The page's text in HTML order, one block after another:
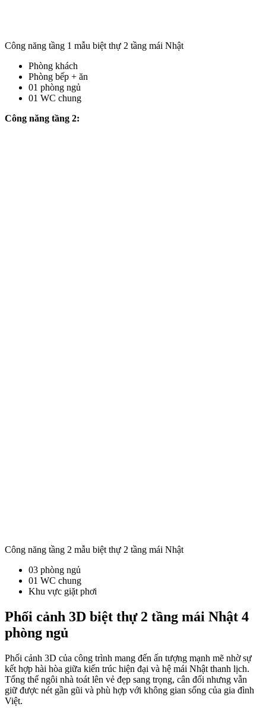
Công năng tầng 1 mẫu biệt thự 2 tầng mái Nhật
Phòng khách
Phòng bếp + ăn
01 phòng ngủ
01 WC chung
Công năng tầng 2:
Công năng tầng 2 mẫu biệt thự 2 tầng mái Nhật
03 phòng ngủ
01 WC chung
Khu vực giặt phơi
Phối cảnh 3D biệt thự 2 tầng mái Nhật 4
phòng ngủ
Phối cảnh 3D của công trình mang đến ấn tượng mạnh mẽ nhờ sự
kết hợp hài hòa giữa kiến trúc hiện đại và hệ mái Nhật thanh lịch.
Tổng thể ngôi nhà toát lên vẻ đẹp sang trọng, cân đối nhưng vẫn
giữ được nét gần gũi và phù hợp với không gian sống của gia đình
Việt.